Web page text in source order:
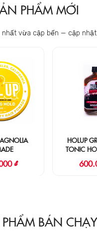
PHẨM MỚI
nhất vừa cập bến — cập
HOLUP
TONIC
600.000 ₫
BÁN CHẠY